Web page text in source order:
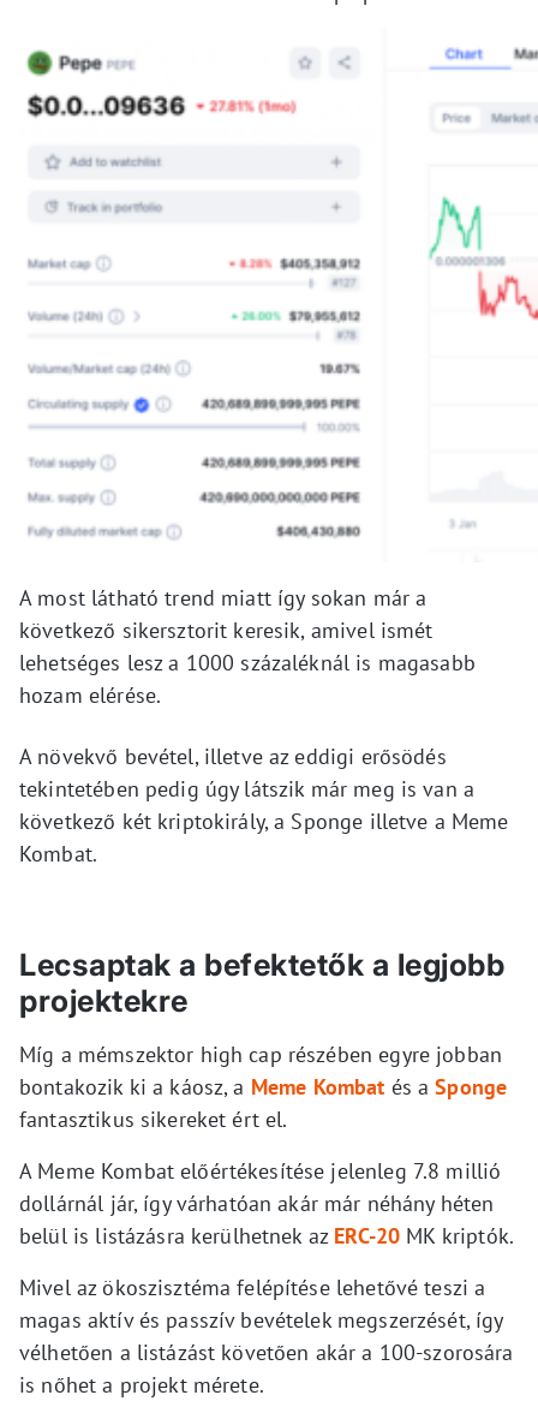
A most látható trend miatt így sokan már a
következő sikersztorit keresik, amivel ismét
lehetséges lesz a 1000 százaléknál is magasabb
hozam elérése.
A növekvő bevétel, illetve az eddigi erősödés
tekintetében pedig úgy látszik már meg is van a
következő két kriptokirály, a Sponge illetve a Meme
Kombat.
Lecsaptak a befektetők a legjobb
projektekre
Míg a mémszektor high cap részében egyre jobban
bontakozik ki a káosz, a Meme Kombat és aSponge
fantasztikus sikereket ért el.
A Meme Kombat előértékesítése jelenleg 7.8 millió
dollárnál jár, így várhatóan akár már néhány héten
belül is listázásra kerülhetnek az ERC-20 MK kriptók.
Mivel az ökoszisztéma felépítése lehetővé teszi a
magas aktív és passzív bevételek megszerzését, így
vélhetően a listázást követően akár a 100-szorosára
is nőhet a projekt mérete.